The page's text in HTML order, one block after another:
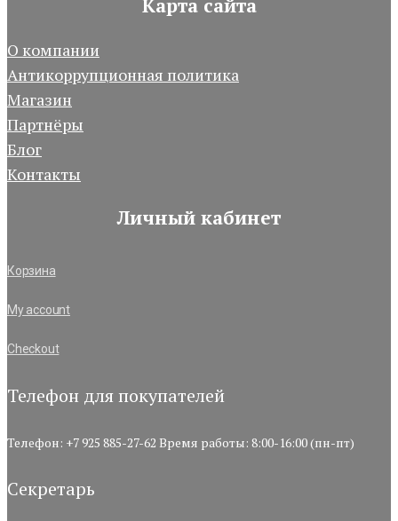
О компании
Антикоррупционная политика
Магазин
Партнёры
Блог
Контакты
Личный кабинет
Корзина
My account
Checkout
Телефон для покупателей
Телефон: +7 925 885-27-62 Время работы: 8:00-16:00 (пн-пт)
Секретарь